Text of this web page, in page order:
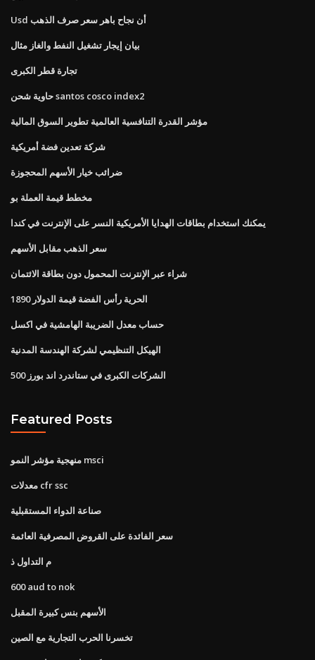
Usd أن نجاح باهر سعر صرف الذهب
بيان إيجار تشغيل النفط والغاز مثال
تجارة قطر الكبرى
حاوية شحن santos cosco index2
مؤشر القدرة التنافسية العالمية تطوير السوق المالية
شركة تعدين فضة أمريكية
ضرائب خيار الأسهم المحجوزة
مخطط قيمة العملة بو
يمكنك استخدام بطاقات الهدايا الأمريكية النسر على الإنترنت في كندا
سعر الذهب مقابل الأسهم
شراء عبر الإنترنت المحمول دون بطاقة الائتمان
الحرية رأس الفضة قيمة الدولار 1890
حساب معدل الضريبة الهامشية في اكسل
الهيكل التنظيمي لشركة الهندسة المدنية
الشركات الكبرى في ستاندرد اند بورز 500
Featured Posts
منهجية مؤشر النمو msci
معدلات cfr ssc
صناعة الدواء المستقبلية
سعر الفائدة على القروض المصرفية العائمة
م التداول ذ
600 aud to nok
الأسهم بنس كبيرة المقبل
تخسرنا الحرب التجارية مع الصين